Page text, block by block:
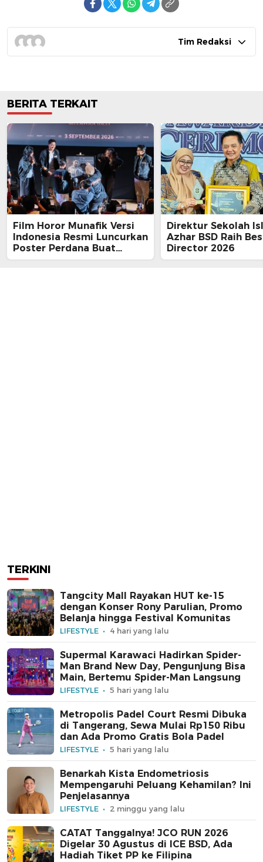
Tim Redaksi
BERITA TERKAIT
Film Horor Munafik Versi
Indonesia Resmi Luncurkan
Poster Perdana Buat
Kesan Spiritual Religi
Direktur Sekolah
Azhar BSD Raih
Director 2026
TERKINI
Tangcity Mall Rayakan HUT ke-15
dengan Konser Rony Parulian, Promo
Belanja hingga Festival Komunitas
LIFESTYLE 4 hari yang lalu
Supermal Karawaci Hadirkan Spider-
Man Brand New Day, Pengunjung Bisa
Main, Bertemu Spider-Man Langsung
LIFESTYLE 5 hari yang lalu
Metropolis Padel Court Resmi Dibuka
di Tangerang, Sewa Mulai Rp150 Ribu
dan Ada Promo Gratis Bola Padel
LIFESTYLE 5 hari yang lalu
Benarkah Kista Endometriosis
Mempengaruhi Peluang Kehamilan? Ini
Penjelasannya
LIFESTYLE 2 minggu yang lalu
CATAT Tanggalnya! JCO RUN 2026
Digelar 30 Agustus di ICE BSD, Ada
Hadiah Tiket PP ke Filipina